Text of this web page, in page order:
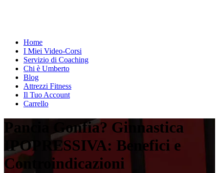
Home
I Miei Video-Corsi
Servizio di Coaching
Chi è Umberto
Blog
Attrezzi Fitness
Il Tuo Account
Carrello
Pancia Gonfia? Ginnastica
IPOPRESSIVA: Benefici e
Controindicazioni